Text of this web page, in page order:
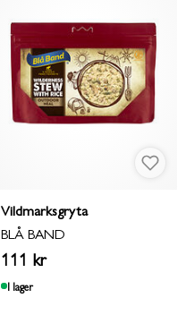
Vildmarksgryta
BLÅ BAND
111 kr
I lager